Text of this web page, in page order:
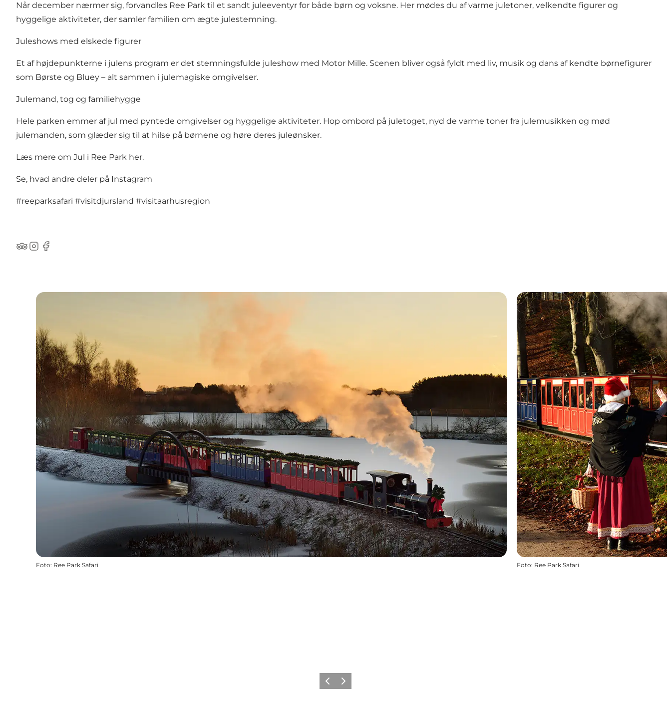
Når december nærmer sig, forvandles Ree Park til et sandt juleeventyr for både børn og voksne. Her mødes du af varme juletoner, velkendte figurer og
hyggelige aktiviteter, der samler familien om ægte julestemning.
Juleshows med elskede figurer
Et af højdepunkterne i julens program er det stemningsfulde juleshow med Motor Mille. Scenen bliver også fyldt med liv, musik og dans af kendte børnefigurer
som Børste og Bluey – alt sammen i julemagiske omgivelser.
Julemand, tog og familiehygge
Hele parken emmer af jul med pyntede omgivelser og hyggelige aktiviteter. Hop ombord på juletoget, nyd de varme toner fra julemusikken og mød
julemanden, som glæder sig til at hilse på børnene og høre deres juleønsker.
Læs mere om Jul i Ree Park her.
Se, hvad andre deler på Instagram
#reeparksafari #visitdjursland #visitaarhusregion
TripAdvisor
Instagram
Facebook
Foto: Ree Park Safari Foto: Ree Park Safari
ForrigeNæste